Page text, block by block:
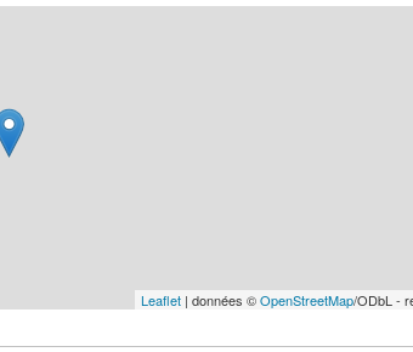
Leaflet | données ©OpenStreetMap/ODbL -